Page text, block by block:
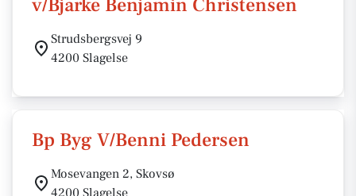
v/Bjarke Benjamin Christensen
Strudsbergsvej 9
4200 Slagelse
Bp Byg V/Benni Pedersen
Mosevangen 2, Skovsø
4200 Slagelse